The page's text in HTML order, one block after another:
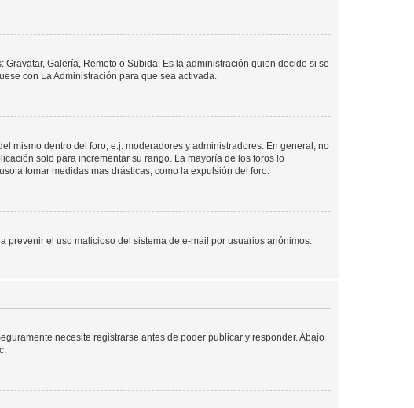
Galería, Remoto o Subida. Es la administración quien decide si se
con La Administración para que sea activada.
mismo dentro del foro, e.j. moderadores y administradores. En general, no
solo para incrementar su rango. La mayoría de los foros lo
a tomar medidas mas drásticas, como la expulsión del foro.
prevenir el uso malicioso del sistema de e-mail por usuarios anónimos.
necesite registrarse antes de poder publicar y responder. Abajo